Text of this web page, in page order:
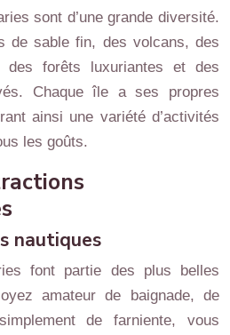
sont d’une grande diversité.
de sable fin, des volcans, des
des forêts luxuriantes et des
Chaque île a ses propres
ainsi une variété d’activités
les goûts.
nautiques
font partie des plus belles
amateur de baignade, de
de farniente, vous